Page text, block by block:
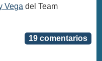
Vega del Team
19 comentarios